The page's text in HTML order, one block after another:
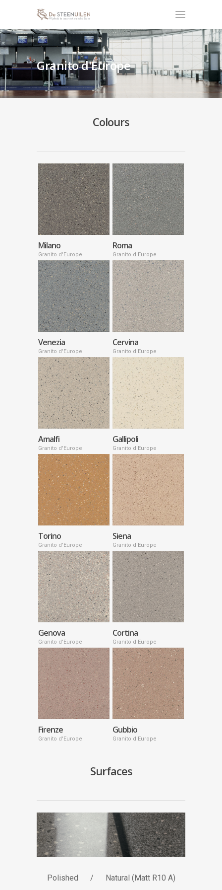
Granito d'Europe
Colours
Milano
Granito d'Europe
Roma
Granito d'Europe
Venezia
Granito d'Europe
Cervina
Granito d'Europe
Amalfi
Granito d'Europe
Gallipoli
Granito d'Europe
Torino
Granito d'Europe
Siena
Granito d'Europe
Genova
Granito d'Europe
Cortina
Granito d'Europe
Firenze
Granito d'Europe
Gubbio
Granito d'Europe
Surfaces
Polished / Natural (Matt R10 A)